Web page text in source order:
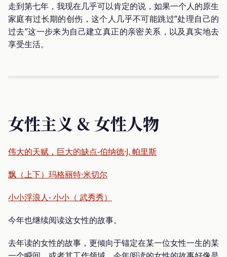
走到第七年，我现在几乎可以肯定的说，如果一个人的原生
家庭有过长期的创伤，这个人几乎不可能跳过”处理自己的
过去”这一步来为自己建立真正的亲密关系，以及真实地去
享受生活。
女性主义 & 女性人物
伟大的天赋，巨大的缺点-伯纳德·J. 帕里斯
飘（上下）玛格丽特·米切尔
小小浮浪人- 小小（ 武秀秀）
今年也继续阅读这女性的故事。
去年读的女性的故事，更倾向于锚定在某一位女性一生的某